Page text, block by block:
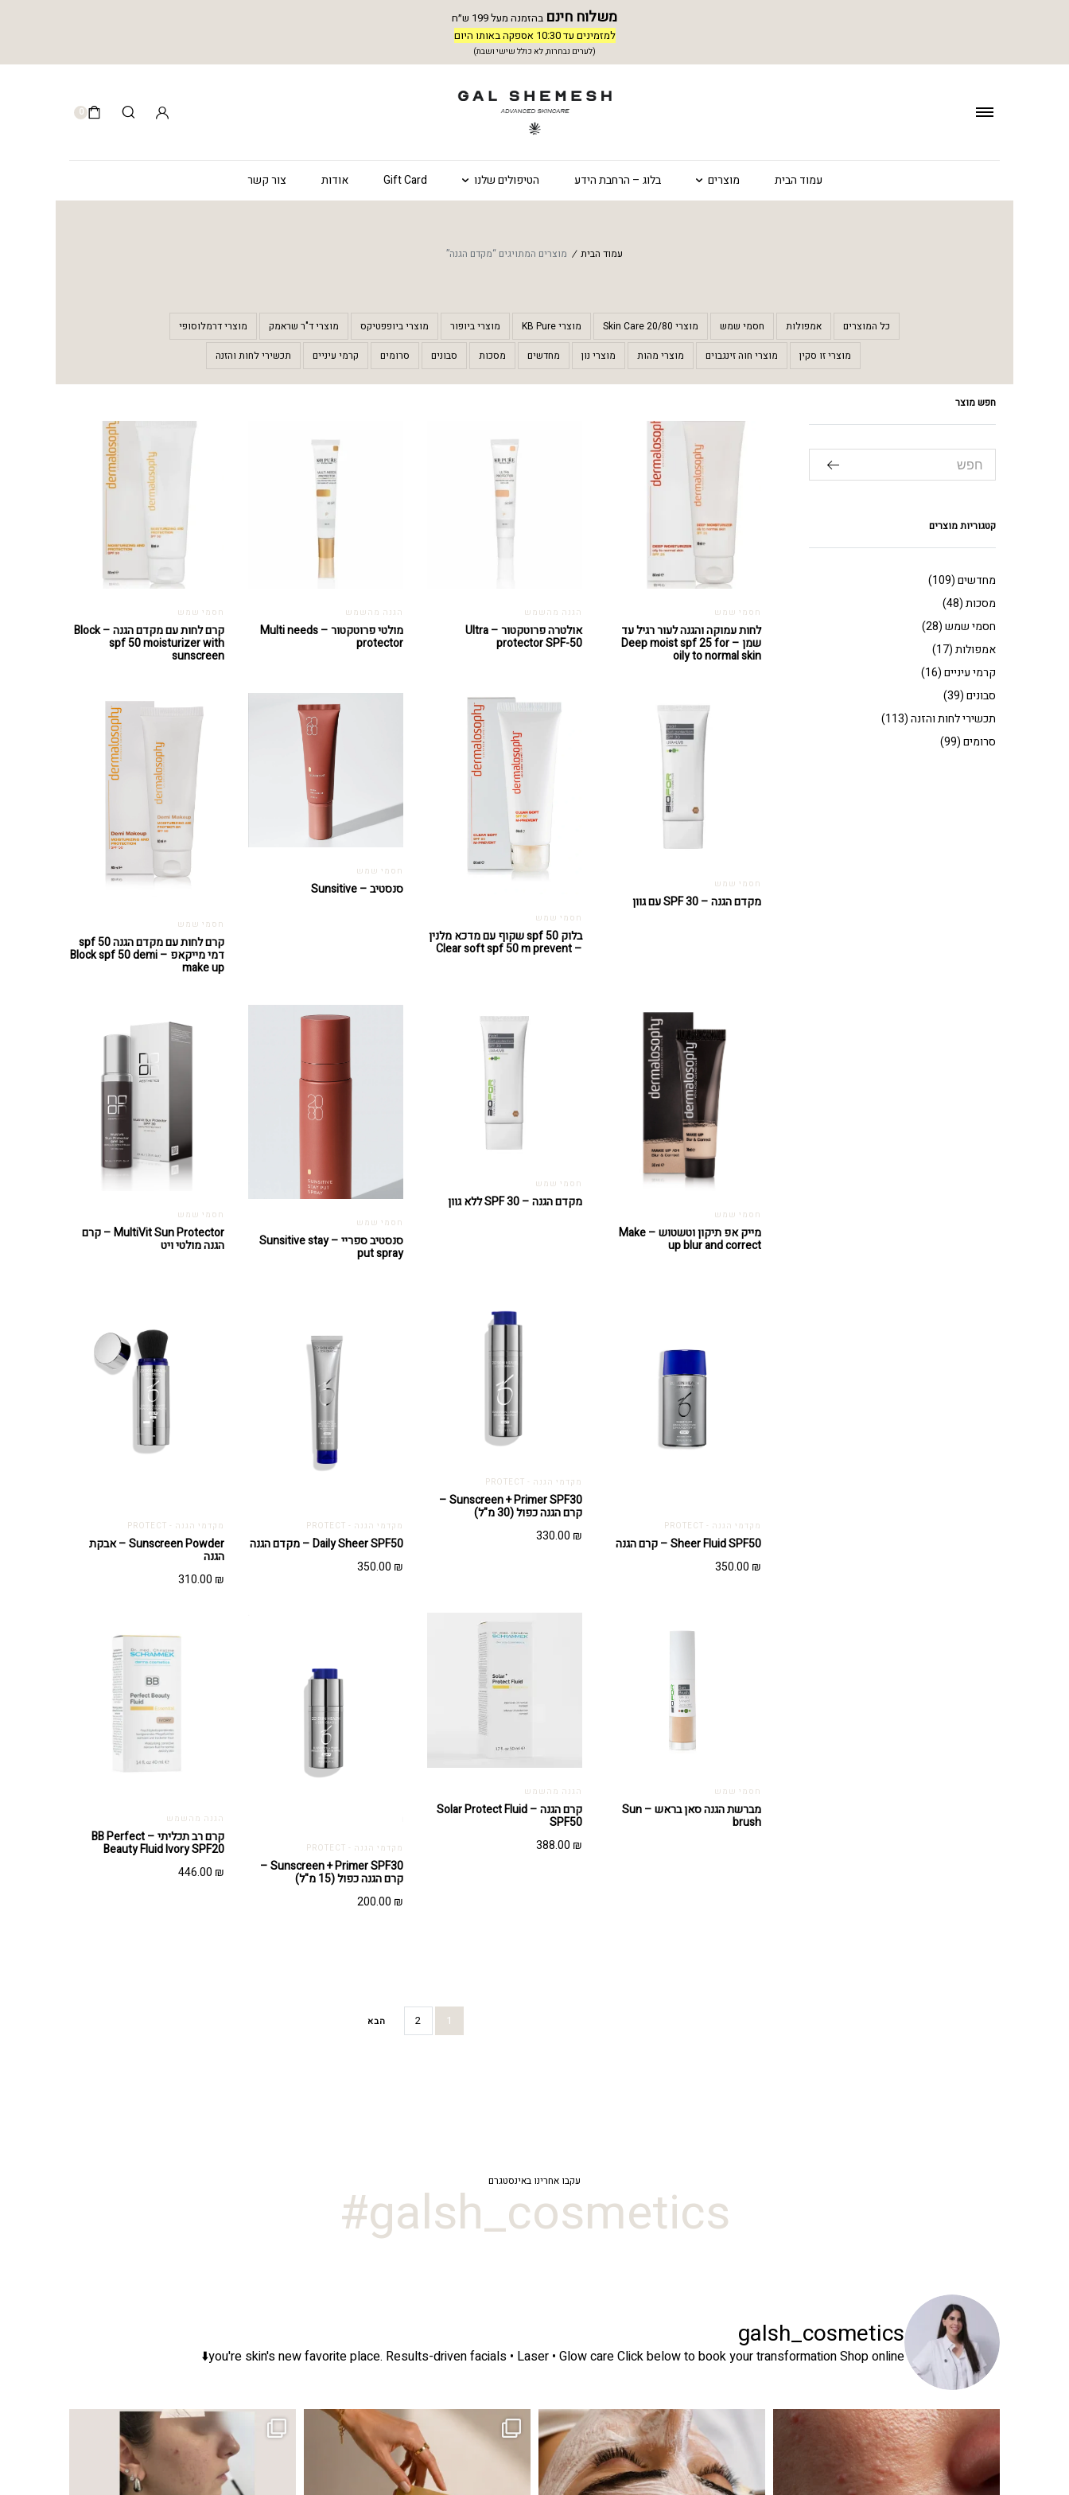
משלוח חינם בהזמנה מעל 199 ש״ח
למזמינים עד 10:30 אספקה באותו היום
(לערים נבחרות, לא כולל שישי ושבת)
0
עמוד הבית מוצרים בלוג – הרחבת הידע הטיפולים שלנו Gift Card אודות צור קשר
עמוד הבית / מוצרים המתויגים “מקדם הגנה”
כל המוצרים אמפולות חסמי שמש מוצרי 20/80 Skin Care מוצרי KB Pure מוצרי ביופור מוצרי ביופפטיקס מוצרי ד"ר שראמק מוצרי דרמלוסופי
מוצרי זו סקין מוצרי חוה זינגבוים מוצרי מהות מוצרי נון מחדשים מסכות סבונים סרומים קרמי עיניים תכשירי לחות והזנה
חפש מוצר
קטגוריות מוצרים
מחדשים(109)
מסכות(48)
חסמי שמש(28)
אמפולות(17)
קרמי עיניים(16)
סבונים(39)
תכשירי לחות והזנה(113)
סרומים(99)
חסמי שמש
לחות עמוקה והגנה לעור רגיל עד
שמן – Deep moist spf 25 for
oily to normal skin
הגנה מהשמש
אולטרה פרוטקטור – Ultra
protector SPF-50
הגנה מהשמש
מולטי פרוטקטור – Multi needs
protector
חסמי שמש
קרם לחות עם מקדם הגנה – Block
spf 50 moisturizer with
sunscreen
חסמי שמש
מקדם הגנה – SPF 30 עם גוון
חסמי שמש
בלוק spf 50 שקוף עם מדכא מלנין
– Clear soft spf 50 m prevent
חסמי שמש
סנסטיב – Sunsitive
חסמי שמש
קרם לחות עם מקדם הגנה spf 50
דמי מייקאפ – Block spf 50 demi
make up
חסמי שמש
מייק אפ תיקון וטשטוש – Make
up blur and correct
חסמי שמש
מקדם הגנה – SPF 30 ללא גוון
חסמי שמש
סנסטיב ספריי – Sunsitive stay
put spray
חסמי שמש
MultiVit Sun Protector – קרם
הגנה מולטי ויט
מקדמי הגנה - PROTECT
Sheer Fluid SPF50 – קרם הגנה
350.00 ₪
מקדמי הגנה - PROTECT
Sunscreen + Primer SPF30 –
קרם הגנה כפול (30 מ"ל)
330.00 ₪
מקדמי הגנה - PROTECT
Daily Sheer SPF50 – מקדם הגנה
350.00 ₪
מקדמי הגנה - PROTECT
Sunscreen Powder – אבקת
הגנה
310.00 ₪
חסמי שמש
מברשת הגנה סאן בראש – Sun
brush
הגנה מהשמש
קרם הגנה – Solar Protect Fluid
SPF50
388.00 ₪ מקדמי הגנה - PROTECT
Sunscreen + Primer SPF30 –
קרם הגנה כפול (15 מ"ל)
200.00 ₪
הגנה מהשמש
קרם רב תכליתי – BB Perfect
Beauty Fluid Ivory SPF20
446.00 ₪
1
2 הבא
עקבו אחרינו באינסטגרם
galsh_cosmetics#
galsh_cosmetics
you're skin's new favorite place. Results-driven facials • Laser • Glow careClick below to book your transformationShop online⬇️
טיפול פנים נכון הוא הרבה מעבר לניקוי העור. המטרה ה זה קורה! מועדון החברות שלנו סוף סוף נפתח. מהיום, אקנה הוא אחד המצבים הנפוצים ביותר בעור, אך לכל עור